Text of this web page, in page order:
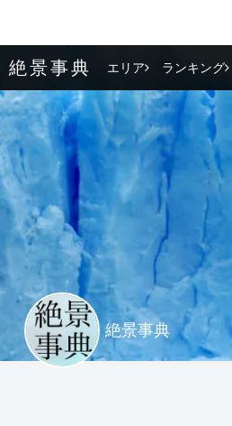
絶景事典 エリア ランキング
絶景事典